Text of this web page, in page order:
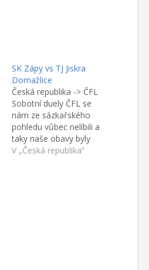
SK Zápy vs TJ Jiskra
Domažlice
Česká republika -> ČFL
Sobotní duely ČFL se
nám ze sázkařského
pohledu vůbec nelíbili a
taky naše obavy byly
v dopoledních
V „Česká republika“